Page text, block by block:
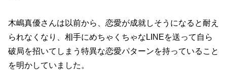
木嶋真優さんは以前から、恋愛が成就しそうになると耐え
られなくなり、相手にめちゃくちゃなLINEを送って自ら
破局を招いてしまう特異な恋愛パターンを持っていること
を明かしていました。